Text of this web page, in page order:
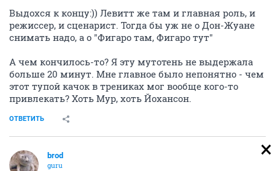
Выдохся к концу:)) Левитт же там и главная роль, и
режиссер, и сценарист. Тогда бы уж не о Дон-Жуане
снимать надо, а о "Фигаро там, Фигаро тут"
А чем кончилось-то? Я эту мутотень не выдержала
больше 20 минут. Мне главное было непонятно - чем
этот тупой качок в трениках мог вообще кого-то
привлекать? Хоть Мур, хоть Йохансон.
ОТВЕТИТЬ
brod
guru